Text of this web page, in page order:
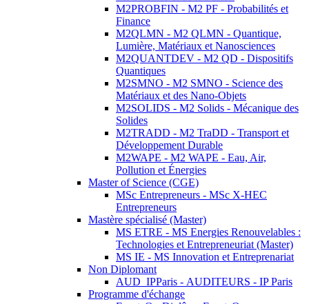
M2PROBFIN - M2 PF - Probabilités et
Finance
M2QLMN - M2 QLMN - Quantique,
Lumière, Matériaux et Nanosciences
M2QUANTDEV - M2 QD - Dispositifs
Quantiques
M2SMNO - M2 SMNO - Science des
Matériaux et des Nano-Objets
M2SOLIDS - M2 Solids - Mécanique des
Solides
M2TRADD - M2 TraDD - Transport et
Développement Durable
M2WAPE - M2 WAPE - Eau, Air,
Pollution et Énergies
Master of Science (CGE)
MSc Entrepreneurs - MSc X-HEC
Entrepreneurs
Mastère spécialisé (Master)
MS ETRE - MS Energies Renouvelables :
Technologies et Entrepreneuriat (Master)
MS IE - MS Innovation et Entreprenariat
Non Diplomant
AUD_IPParis - AUDITEURS - IP Paris
Programme d'échange